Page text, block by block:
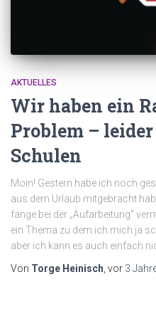
AKTUELLES
Wir haben ein
Problem –
Schulen
Moin! Gestern habe ich noch
aus dem Urlaub mitgebracht
fange bei der „Aufarbeitung“
ein Thema zu dem ich mich ja
aber ich kann es auch einfach
Von Torge Heinisch , vor 3